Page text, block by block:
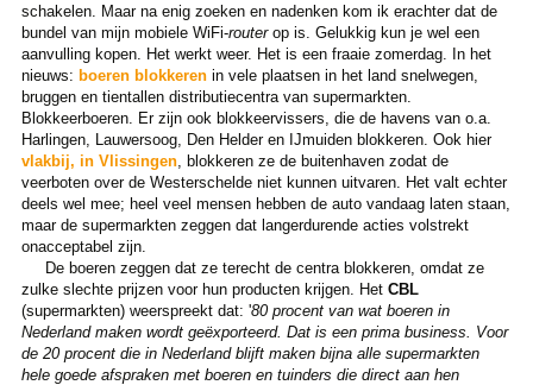
schakelen. Maar na enig zoeken en nadenken kom ik erachter dat de
bundel van mijn mobiele WiFi-routerop is. Gelukkig kun je wel een
aanvulling kopen. Het werkt weer. Het is een fraaie zomerdag. In het
nieuws: boeren blokkerenin vele plaatsen in het land snelwegen,
bruggen en tientallen distributiecentra van supermarkten.
Blokkeerboeren. Er zijn ook blokkeervissers, die de havens van o.a.
Harlingen, Lauwersoog, Den Helder en IJmuiden blokkeren. Ook hier
vlakbij, in Vlissingen, blokkeren ze de buitenhaven zodat de
veerboten over de Westerschelde niet kunnen uitvaren. Het valt echter
deels wel mee; heel veel mensen hebben de auto vandaag laten staan,
maar de supermarkten zeggen dat langerdurende acties volstrekt
onacceptabel zijn.
De boeren zeggen dat ze terecht de centra blokkeren, omdat ze
zulke slechte prijzen voor hun producten krijgen. Het CBL
(supermarkten) weerspreekt dat: '80 procent van wat boeren in
Nederland maken wordt geëxporteerd. Dat is een prima business. Voor
de 20 procent die in Nederland blijft maken bijna alle supermarkten
hele goede afspraken met boeren en tuinders die direct aan hen